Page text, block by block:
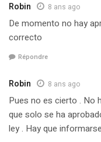
Robin 8 ans ago
De momento no hay
correcto
Répondre
Robin 8 ans ago
Pues no es cierto . No
que solo se ha
ley . Hay que